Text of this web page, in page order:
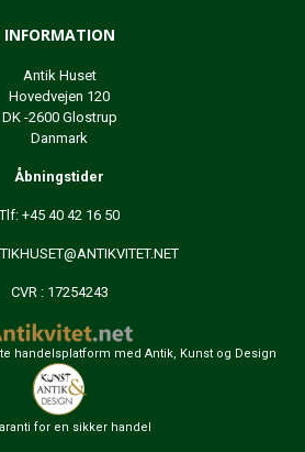
INFORMATION
Antik Huset
Hovedvejen 120
DK -2600 Glostrup
Danmark
Åbningstider
Tlf: +45 40 42 16 50
CVR : 17254243
handelsplatform med Antik, Kunst og Design
for en sikker handel